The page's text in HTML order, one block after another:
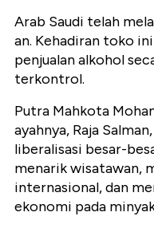
Arab Saudi telah
an. Kehadiran toko
penjualan alkohol
terkontrol.
Putra Mahkota
ayahnya, Raja
liberalisasi besar-
menarik wisatawan,
internasional, dan
ekonomi pada